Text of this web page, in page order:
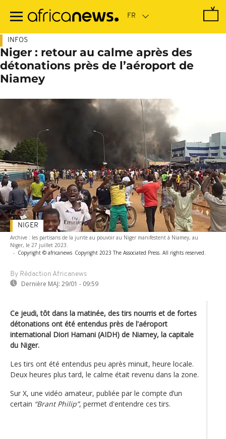
contenu
INFOS
Niger : retour au calme après des
détonations près de l’aéroport de
Niamey
Archive : les partisans de la junte au pouvoir au Niger manifestent à Niamey, au
Niger, le 27 juillet 2023.
- Copyright © africanews Copyright 2023 The Associated Press. All rights reserved.
By Rédaction Africanews
Dernière MAJ: 29/01 - 09:59
NIGER
Ce jeudi, tôt dans la matinée, des tirs nourris et de fortes
détonations ont été entendus près de l'aéroport
international Diori Hamani (AIDH) de Niamey, la capitale
du Niger.
Les tirs ont été entendus peu après minuit, heure locale.
Deux heures plus tard, le calme était revenu dans la zone.
Sur X, une vidéo amateur, publiée par le compte d’un
certain “Brant Philip”, permet d'entendre ces tirs.